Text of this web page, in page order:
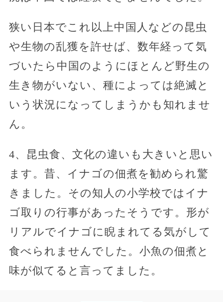
狭い日本でこれ以上中国人などの昆虫
や生物の乱獲を許せば、数年経って気
づいたら中国のようにほとんど野生の
生き物がいない、種によっては絶滅と
いう状況になってしまうかも知れませ
ん。
4、昆虫食、文化の違いも大きいと思い
ます。昔、イナゴの佃煮を勧められ驚
きました。その知人の小学校ではイナ
ゴ取りの行事があったそうです。形が
リアルでイナゴに睨まれてる気がして
食べられませんでした。小魚の佃煮と
味が似てると言ってました。